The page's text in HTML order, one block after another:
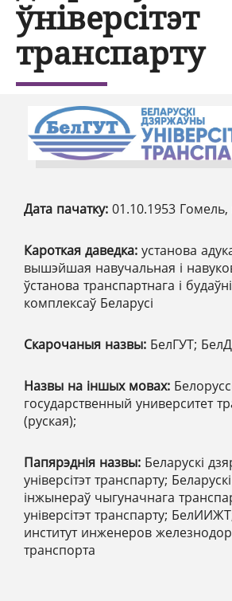
ўніверсітэт
транспарту
Дата пачатку: 01.10.1953 Гомель,
Кароткая даведка: установа
вышэйшая навучальная і
ўстанова транспартнага і
комплексаў Беларусі
Скарочаныя назвы: БелГУТ;
Назвы на іншых мовах:
государственный университет
(руская);
Папярэднія назвы: Беларускі
універсітэт транспарту;
інжынераў чыгуначнага
універсітэт транспарту;
институт инженеров
транспорта